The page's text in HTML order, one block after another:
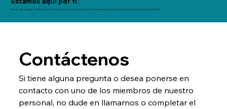
Please call us today or fill out the form below for a free consultation. We have been proudly serving the Houston area since 2004.
Contáctenos
Si tiene alguna pregunta o desea ponerse en
contacto con uno de los miembros de nuestro
personal, no dude en llamarnos o completar el